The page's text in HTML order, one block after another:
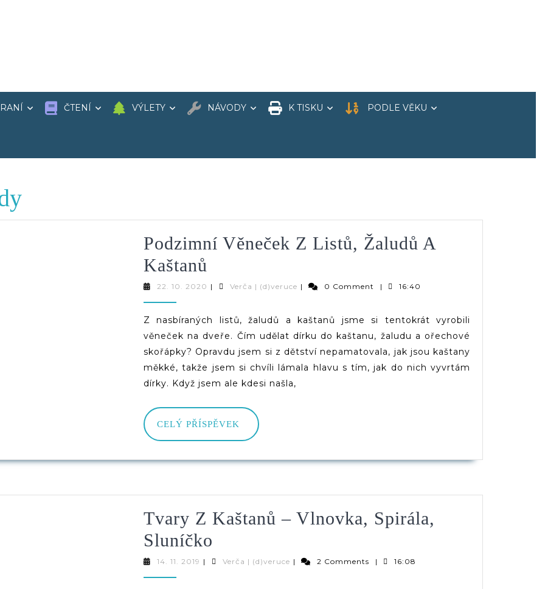
ČTENÍ VÝLETY NÁVODY K TISKU PODLE VĚKU
Podzimní Věneček Z Listů, Žaludů A
Kaštanů
Věneček
Listů,
Žaludů
A
22. 10. 2020 22.
| Verča | (d)veruceVerča
| 0 Comment | 16:40
Z nasbíraných listů, žaludů a kaštanů jsme si tentokrát vyrobili
věneček na dveře. Čím udělat dírku do kaštanu, žaludu a ořechové
skořápky? Opravdu jsem si z dětství nepamatovala, jak jsou kaštany
měkké, takže jsem si chvíli lámala hlavu s tím, jak do nich vyvrtám
dírky. Když jsem ale kdesi našla,
CELÝ PŘÍSPĚVEK
CELÝ
PŘÍSPĚVEK
Tvary Z Kaštanů – Vlnovka, Spirála,
Sluníčko
Z
14. 11. 2019 14.
| Verča | (d)veruceVerča
| 2 Comments | 16:08